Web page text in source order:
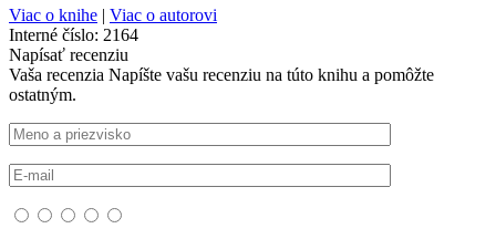
Viac o knihe | Viac o autorovi
Interné číslo: 2164
Napísať recenziu
Vaša recenzia Napíšte vašu recenziu na túto knihu a pomôžte
ostatným.